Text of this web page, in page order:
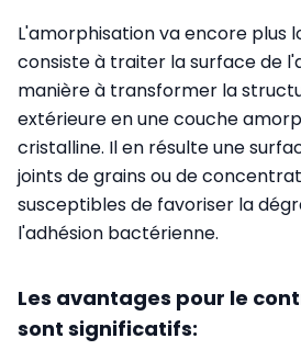
L'amorphisation va encore plus
consiste à traiter la surface de
manière à transformer la
extérieure en une couche
cristalline. Il en résulte une
joints de grains ou de
susceptibles de favoriser la
l'adhésion bactérienne.
Les avantages pour le
sont significatifs: